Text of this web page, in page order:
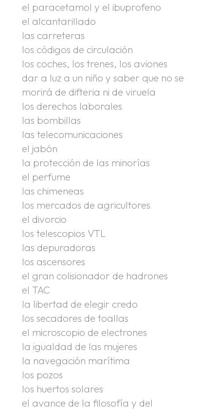
el paracetamol y el ibuprofeno
el alcantarillado
las carreteras
los códigos de circulación
los coches, los trenes, los aviones
dar a luz a un niño y saber que no se
morirá de difteria ni de viruela
los derechos laborales
las bombillas
las telecomunicaciones
el jabón
la protección de las minorías
el perfume
las chimeneas
los mercados de agricultores
el divorcio
los telescopios VTL
las depuradoras
los ascensores
el gran colisionador de hadrones
el TAC
la libertad de elegir credo
los secadores de toallas
el microscopio de electrones
la igualdad de las mujeres
la navegación marítima
los pozos
los huertos solares
el avance de la filosofía y del